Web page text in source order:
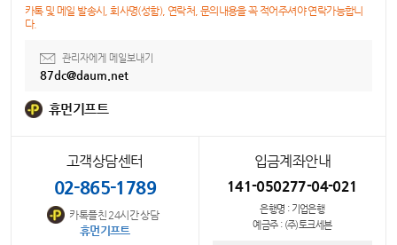
카톡 및 메일 발송시, 회사명(성함), 연락처, 문의내용을 꼭 적어주셔야 연락가능합니
다.
관리자에게 메일보내기
87dc@daum.net
휴먼기프트
고객상담센터
02-865-1789
카톡플친 24시간 상담
휴먼기프트
입금계좌안내
141-050277-04-021
은행명 : 기업은행
예금주 : (주)토크세븐